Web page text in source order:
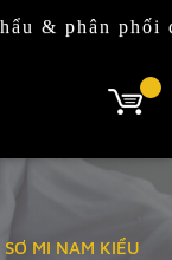
phối độc
SƠ MI NAM KIỂU